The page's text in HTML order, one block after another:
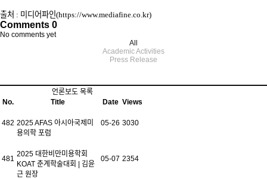
출처 : 미디어파인(https://www.mediafine.co.kr)​
Comments 0
No comments yet
All
Academic Activities
Press Release
언론보도 목록
No.
Title Date Views
482 2025 AFAS 아시아국제미
용의학 포럼
05-26 3030
481
2025 대한비만미용학회
KOAT 춘계학술대회 | 김윤
근 원장
05-07 2354